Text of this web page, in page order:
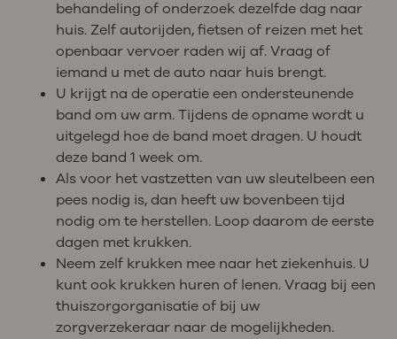
behandeling of onderzoek dezelfde dag naar
huis. Zelf autorijden, fietsen of reizen met het
openbaar vervoer raden wij af. Vraag of
iemand u met de auto naar huis brengt.
U krijgt na de operatie een ondersteunende
band om uw arm. Tijdens de opname wordt u
uitgelegd hoe de band moet dragen. U houdt
deze band 1 week om.
Als voor het vastzetten van uw sleutelbeen een
pees nodig is, dan heeft uw bovenbeen tijd
nodig om te herstellen. Loop daarom de eerste
dagen met krukken.
Neem zelf krukken mee naar het ziekenhuis. U
kunt ook krukken huren of lenen. Vraag bij een
thuiszorgorganisatie of bij uw
zorgverzekeraar naar de mogelijkheden.